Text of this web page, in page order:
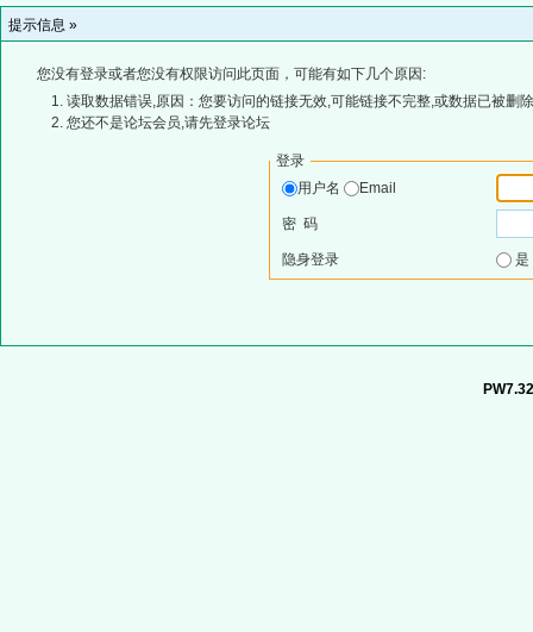
提示信息 »
您没有登录或者您没有权限访问此页面，可能有如下几个原因:
读取数据错误,原因：您要访问的链接无效,可能链接不完整,或数据已被删
您还不是论坛会员,请先登录论坛
登录
用户名
Email
密 码
隐身登录